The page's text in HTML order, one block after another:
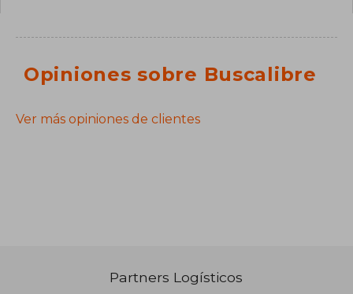
Opiniones sobre Buscalibre
Ver más opiniones de clientes
Partners Logísticos